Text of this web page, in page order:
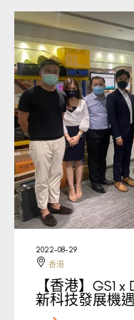
2022-08-29
香港
【香港】GS1
新科技發展機